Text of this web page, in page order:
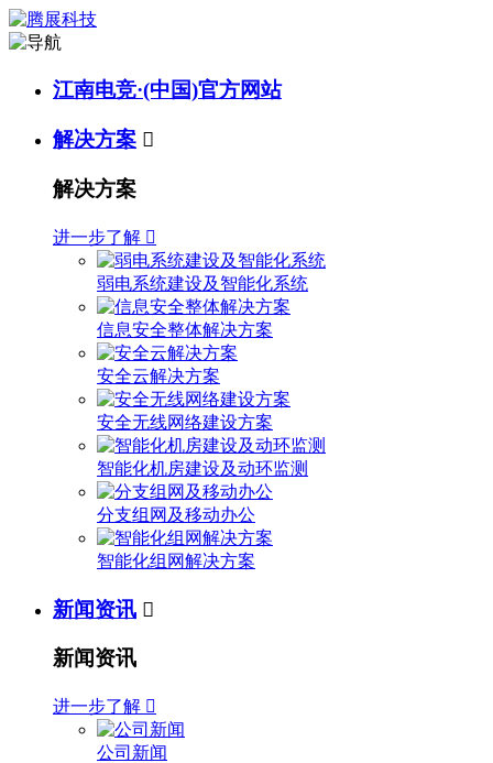
江南电竞·(中国)官方网站
解决方案 
解决方案
进一步了解 
弱电系统建设及智能化系统
信息安全整体解决方案
安全云解决方案
安全无线网络建设方案
智能化机房建设及动环监测
分支组网及移动办公
智能化组网解决方案
新闻资讯 
新闻资讯
进一步了解 
公司新闻